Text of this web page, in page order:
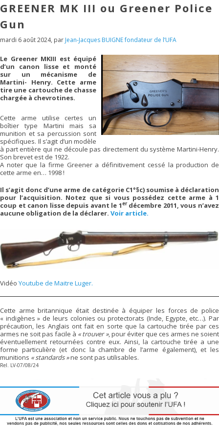
GREENER MK III ou Greener Police
Gun
mardi 6 août 2024, par Jean-Jacques BUIGNE fondateur de l’UFA
Le Greener MKIII est équipé
d’un canon lisse et monté
sur un mécanisme de
Martini- Henry. Cette arme
tire une cartouche de chasse
chargée à chevrotines.
Cette arme utilise certes un
boîtier type Martini mais sa
munition et sa percussion sont
spécifiques. Il s’agit d’un modèle
à part entière qui ne découle pas directement du système Martini-Henry.
Son brevet est de 1922.
A noter que la firme Greener a définitivement cessé la production de
cette arme en… 1998 !
Il s’agit donc d’une arme de catégorie C1°§c) soumise à déclaration
pour l’acquisition. Notez que si vous possédez cette arme à 1
coup et canon lisse depuis avant le 1erdécembre 2011, vous n’avez
aucune obligation de la déclarer. Voir article.
Vidéo Youtube de Maitre Luger.
Cette arme britannique était destinée à équiper les forces de police
« indigènes » de leurs colonies ou protectorats (Inde, Egypte, etc…). Par
précaution, les Anglais ont fait en sorte que la cartouche tirée par ces
armes ne soit pas facile à « trouver », pour éviter que ces armes ne soient
éventuellement retournées contre eux. Ainsi, la cartouche tirée a une
forme particulière (et donc la chambre de l’arme également), et les
munitions « standards »ne sont pas utilisables.
Rel. LV-07/08/24